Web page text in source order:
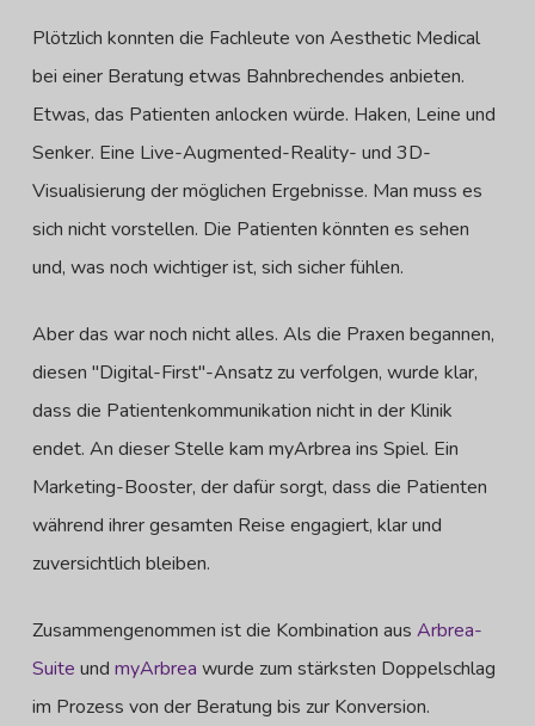
Plötzlich konnten die Fachleute von Aesthetic Medical
bei einer Beratung etwas Bahnbrechendes anbieten.
Etwas, das Patienten anlocken würde. Haken, Leine und
Senker. Eine Live-Augmented-Reality- und 3D-
Visualisierung der möglichen Ergebnisse. Man muss es
sich nicht vorstellen. Die Patienten könnten es sehen
und, was noch wichtiger ist, sich sicher fühlen.
Aber das war noch nicht alles. Als die Praxen begannen,
diesen "Digital-First"-Ansatz zu verfolgen, wurde klar,
dass die Patientenkommunikation nicht in der Klinik
endet. An dieser Stelle kam myArbrea ins Spiel. Ein
Marketing-Booster, der dafür sorgt, dass die Patienten
während ihrer gesamten Reise engagiert, klar und
zuversichtlich bleiben.
Zusammengenommen ist die Kombination aus Arbrea-
Suite und myArbrea wurde zum stärksten Doppelschlag
im Prozess von der Beratung bis zur Konversion.